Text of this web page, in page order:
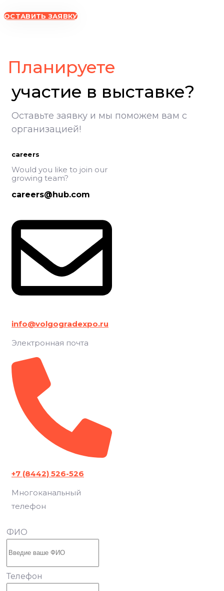
ОСТАВИТЬ ЗАЯВКУ
Планируете
участие в выставке?
Оставьте заявку и мы поможем вам с
организацией!
careers
Would you like to join our
growing team?
careers@hub.com
info@volgogradexpo.ru
Электронная почта
+7 (8442) 526-526
Многоканальный
телефон
ФИО
Телефон